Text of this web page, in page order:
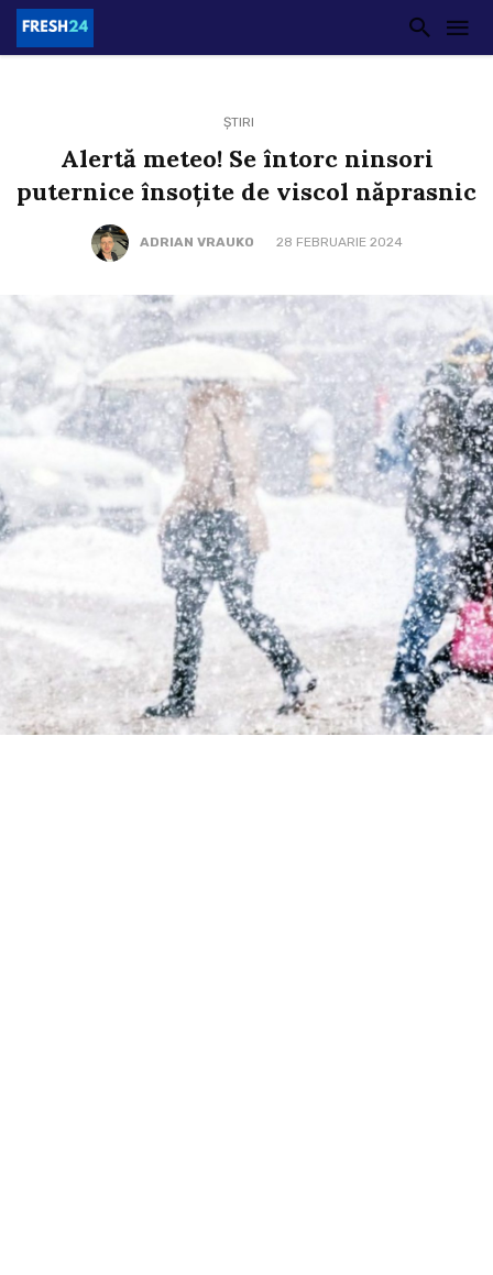
ȘTIRI
Alertă meteo! Se întorc ninsori
puternice însoțite de viscol năprasnic
ADRIAN VRAUKO 28 FEBRUARIE 2024